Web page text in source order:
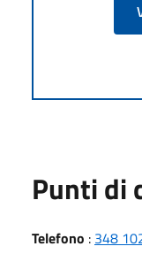
Punti di
Telefono : 348